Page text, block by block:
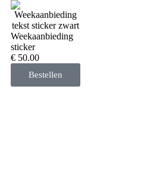
Weekaanbieding
sticker
€ 50.00
Bestellen